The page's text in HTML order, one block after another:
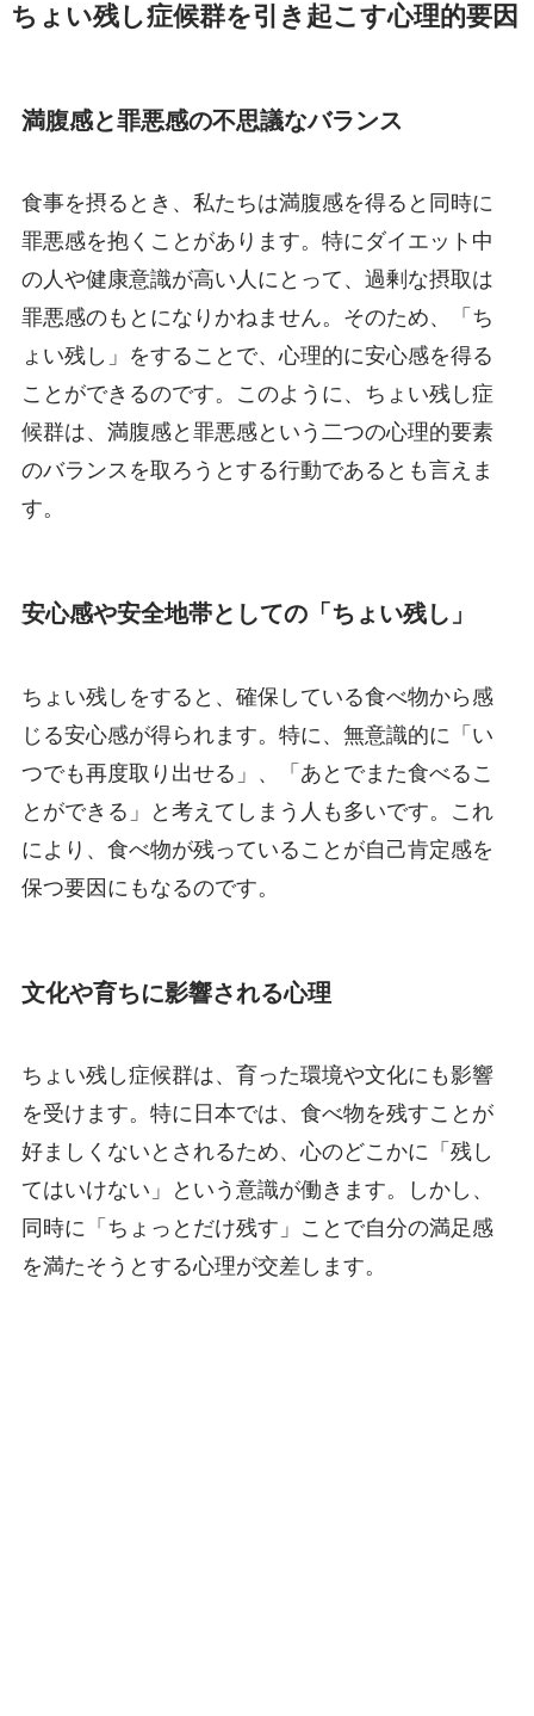
ちょい残し症候群を引き起こす心理的要因
満腹感と罪悪感の不思議なバランス
食事を摂るとき、私たちは満腹感を得ると同時に
罪悪感を抱くことがあります。特にダイエット中
の人や健康意識が高い人にとって、過剰な摂取は
罪悪感のもとになりかねません。そのため、「ち
ょい残し」をすることで、心理的に安心感を得る
ことができるのです。このように、ちょい残し症
候群は、満腹感と罪悪感という二つの心理的要素
のバランスを取ろうとする行動であるとも言えま
す。
安心感や安全地帯としての「ちょい残し」
ちょい残しをすると、確保している食べ物から感
じる安心感が得られます。特に、無意識的に「い
つでも再度取り出せる」、「あとでまた食べるこ
とができる」と考えてしまう人も多いです。これ
により、食べ物が残っていることが自己肯定感を
保つ要因にもなるのです。
文化や育ちに影響される心理
ちょい残し症候群は、育った環境や文化にも影響
を受けます。特に日本では、食べ物を残すことが
好ましくないとされるため、心のどこかに「残し
てはいけない」という意識が働きます。しかし、
同時に「ちょっとだけ残す」ことで自分の満足感
を満たそうとする心理が交差します。